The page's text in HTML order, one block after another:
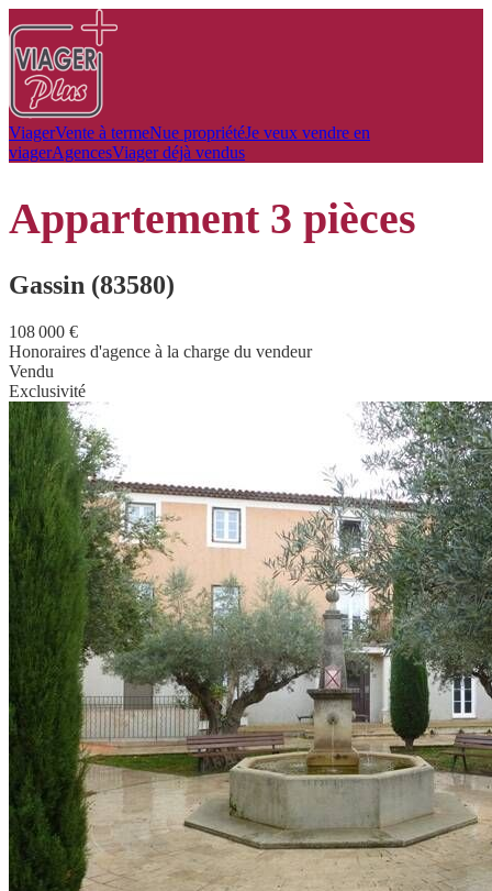
ViagerVente à termeNue propriétéJe veux vendre en
viagerAgencesViager déjà vendus
appartement 3 pièces
Gassin (83580)
108 000 €
Honoraires d'agence à la charge du vendeur
Vendu
Exclusivité